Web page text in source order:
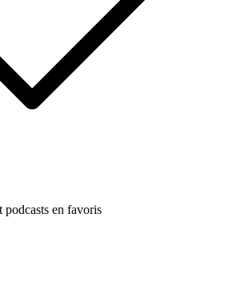
podcasts en favoris